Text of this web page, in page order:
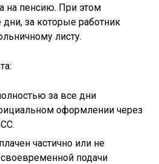
на пенсию. При этом
за которые работник
листу.
за все дни
оформлении через
частично или не
подачи